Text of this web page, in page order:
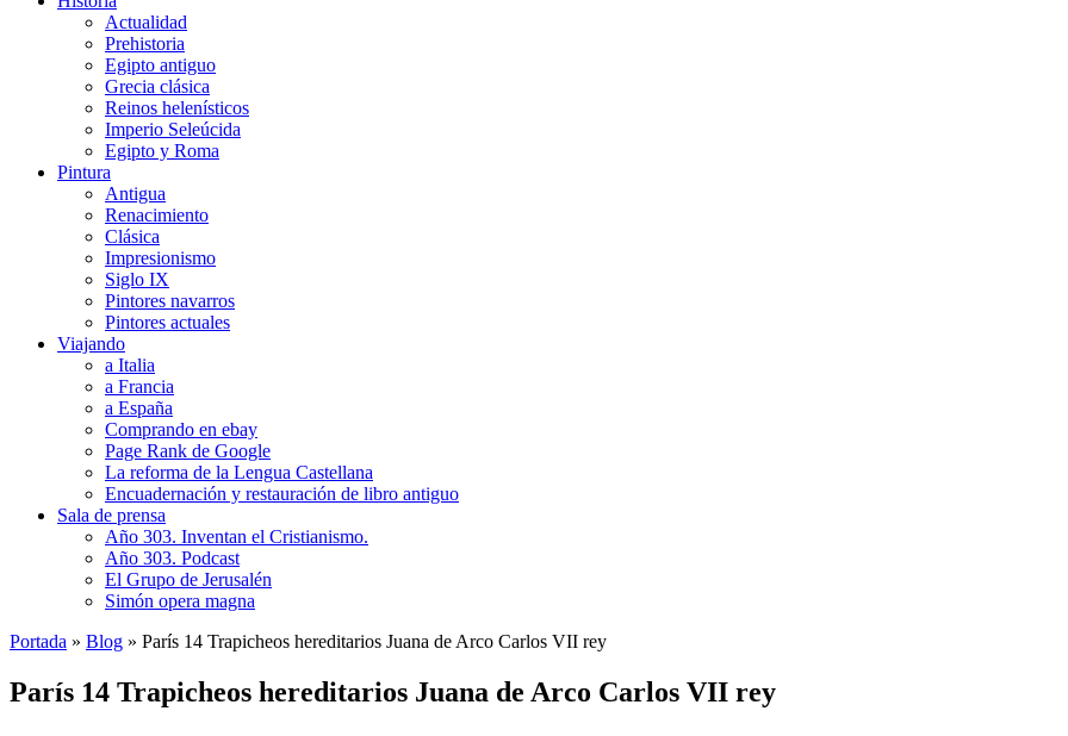
Actualidad
Prehistoria
Egipto antiguo
Grecia clásica
Reinos helenísticos
Imperio Seleúcida
Egipto y Roma
Pintura
Antigua
Renacimiento
Clásica
Impresionismo
Siglo IX
Pintores navarros
Pintores actuales
Viajando
a Italia
a Francia
a España
Comprando en ebay
Page Rank de Google
La reforma de la Lengua Castellana
Encuadernación y restauración de libro antiguo
Sala de prensa
Año 303. Inventan el Cristianismo.
Año 303. Podcast
El Grupo de Jerusalén
Simón opera magna
Portada » Blog » París 14 Trapicheos hereditarios Juana de Arco Carlos VII rey
París 14 Trapicheos hereditarios Juana de Arco Carlos VII rey